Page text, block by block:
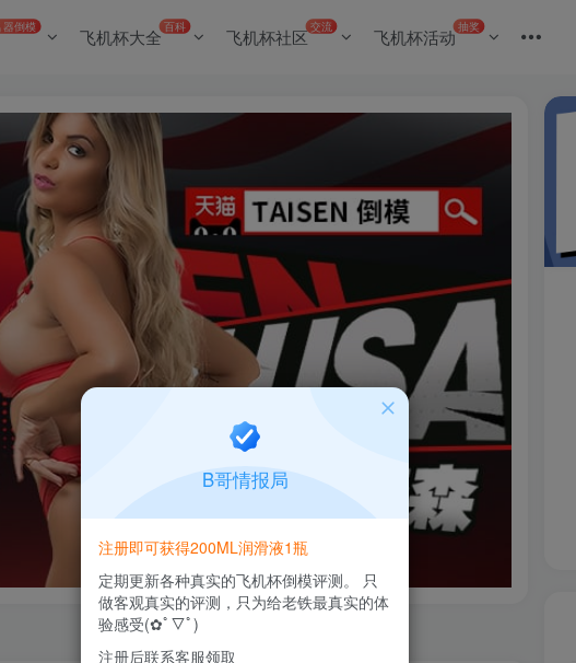
器倒模 飞机杯大全百科 飞机杯社区交流 飞机杯活动抽奖
B哥情报局
注册即可获得200ML润滑液1瓶
定期更新各种真实的飞机杯倒模评测。 只
做客观真实的评测，只为给老铁最真实的体
验感受(✿ﾟ▽ﾟ)
注册后联系客服领取